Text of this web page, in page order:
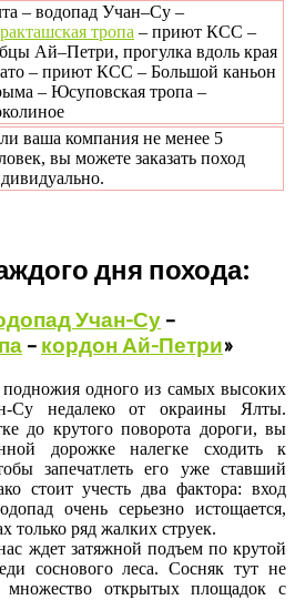
– водопад Учан–Су –
тропа – приют КСС –
Ай–Петри, прогулка вдоль края
– приют КСС – Большой каньон
– Юсуповская тропа –
ваша компания не менее 5
вы можете заказать поход
дня похода:
Учан-Су –
– кордон Ай-Петри»
одного из самых высоких
Су недалеко от окраины Ялты.
до крутого поворота дороги, вы
дорожке налегке сходить к
запечатлеть его уже ставший
стоит учесть два фактора: вход
очень серьезно истощается,
только ряд жалких струек.
ждет затяжной подъем по крутой
соснового леса. Сосняк тут не
открытых площадок с